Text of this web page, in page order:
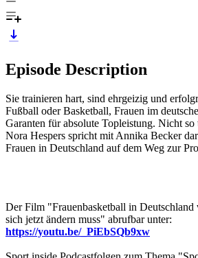
Episode Description
Sie trainieren hart, sind ehrgeizig und
Fußball oder Basketball, Frauen im
Garanten für absolute Topleistung. Nicht
Nora Hespers spricht mit Annika Becker
Frauen in Deutschland auf dem Weg zur
Der Film "Frauenbasketball in Deutschland
sich jetzt ändern muss" abrufbar unter:
https://youtu.be/_PiEbSQb9xw